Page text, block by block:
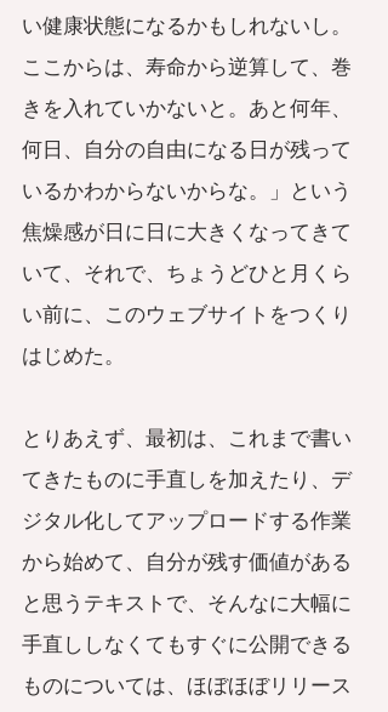
い健康状態になるかもしれないし。
ここからは、寿命から逆算して、巻
きを入れていかないと。あと何年、
何日、自分の自由になる日が残って
いるかわからないからな。」という
焦燥感が日に日に大きくなってきて
いて、それで、ちょうどひと月くら
い前に、このウェブサイトをつくり
はじめた。
とりあえず、最初は、これまで書い
てきたものに手直しを加えたり、デ
ジタル化してアップロードする作業
から始めて、自分が残す価値がある
と思うテキストで、そんなに大幅に
手直ししなくてもすぐに公開できる
ものについては、ほぼほぼリリース